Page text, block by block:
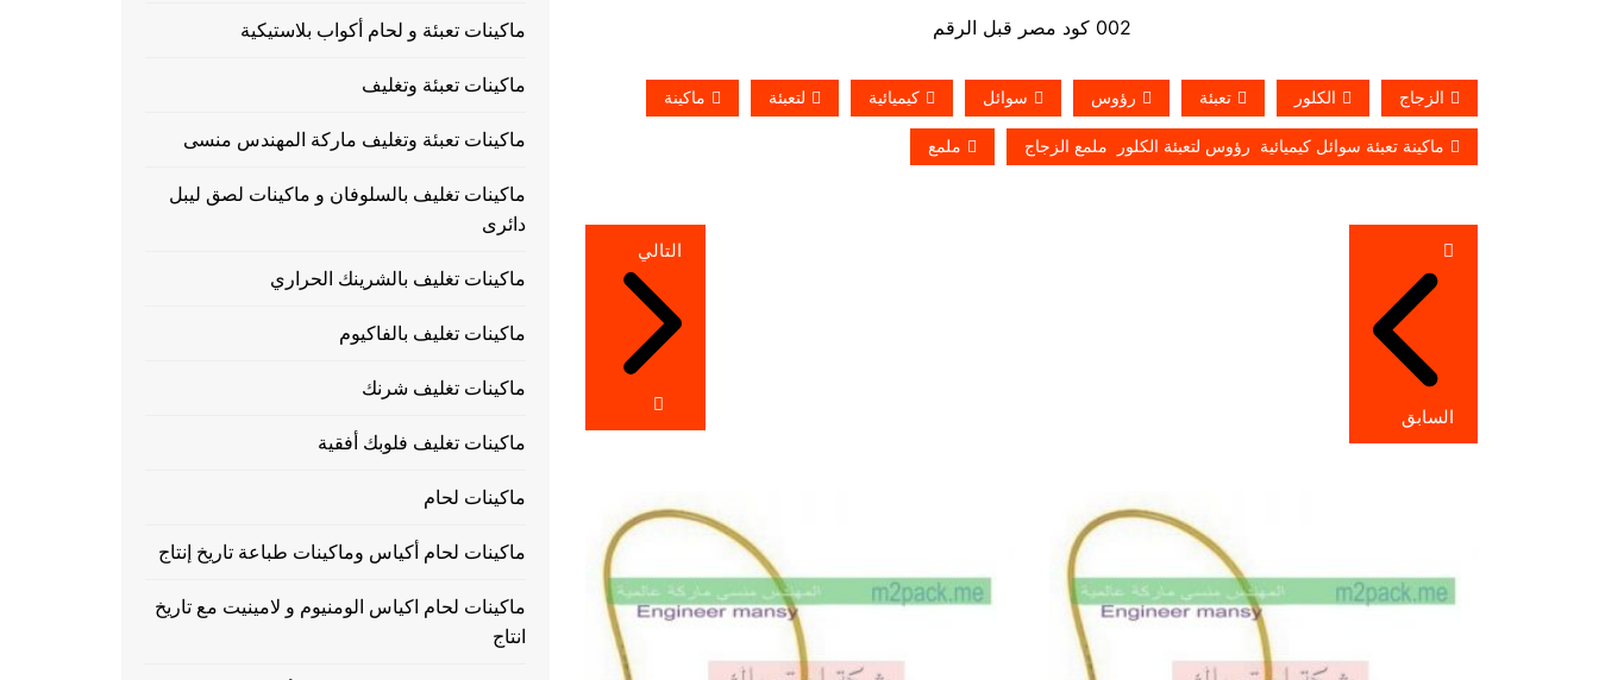
002 كود مصر قبل الرقم
الزجاج الكلور تعبئة رؤوس سوائل كيميائية لتعبئة ماكينة
ماكينة تعبئة سوائل كيميائية رؤوس لتعبئة الكلور ملمع الزجاج ملمع
تصفّح
المقالات
السابق
التالي
ماكينات تعبئة و لحام أكواب بلاستيكية
ماكينات تعبئة وتغليف
ماكينات تعبئة وتغليف ماركة المهندس منسى
ماكينات تغليف بالسلوفان و ماكينات لصق ليبل
دائرى
ماكينات تغليف بالشرينك الحراري
ماكينات تغليف بالفاكيوم
ماكينات تغليف شرنك
ماكينات تغليف فلوبك أفقية
ماكينات لحام
ماكينات لحام أكياس وماكينات طباعة تاريخ إنتاج
ماكينات لحام اكياس الومنيوم و لامينيت مع تاريخ
انتاج